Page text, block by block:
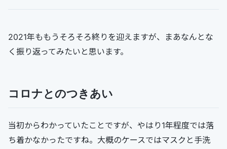
2021年ももうそろそろ終りを迎えますが、まあなんとな
く振り返ってみたいと思います。
コロナとのつきあい
当初からわかっていたことですが、やはり1年程度では落
ち着かなかったですね。大概のケースではマスクと手洗